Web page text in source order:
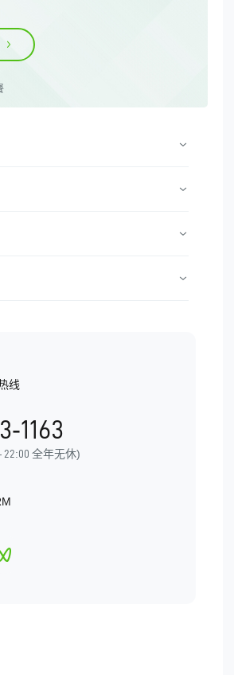
线
1163
全年无休)